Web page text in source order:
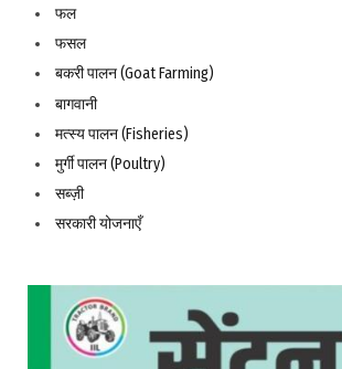
फल
फसल
बकरी पालन (Goat Farming)
बागवानी
मत्स्य पालन (Fisheries)
मुर्गी पालन (Poultry)
सब्ज़ी
सरकारी योजनाएँ